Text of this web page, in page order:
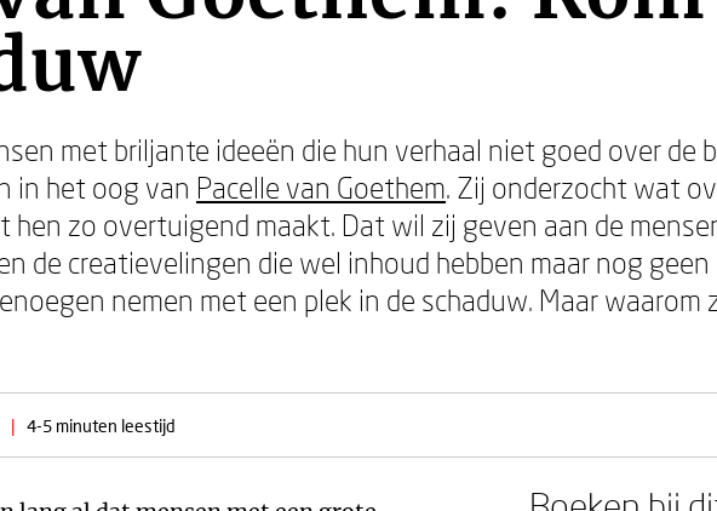
met briljante ideeën die hun verhaal niet goed over de
in het oog van Pacelle van Goethem. Zij onderzocht wat
hen zo overtuigend maakt. Dat wil zij geven aan de
de creatievelingen die wel inhoud hebben maar nog geen
nemen met een plek in de schaduw. Maar waarom
| 4-5 minuten leestijd